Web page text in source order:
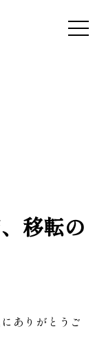
移転の
ありがとうご